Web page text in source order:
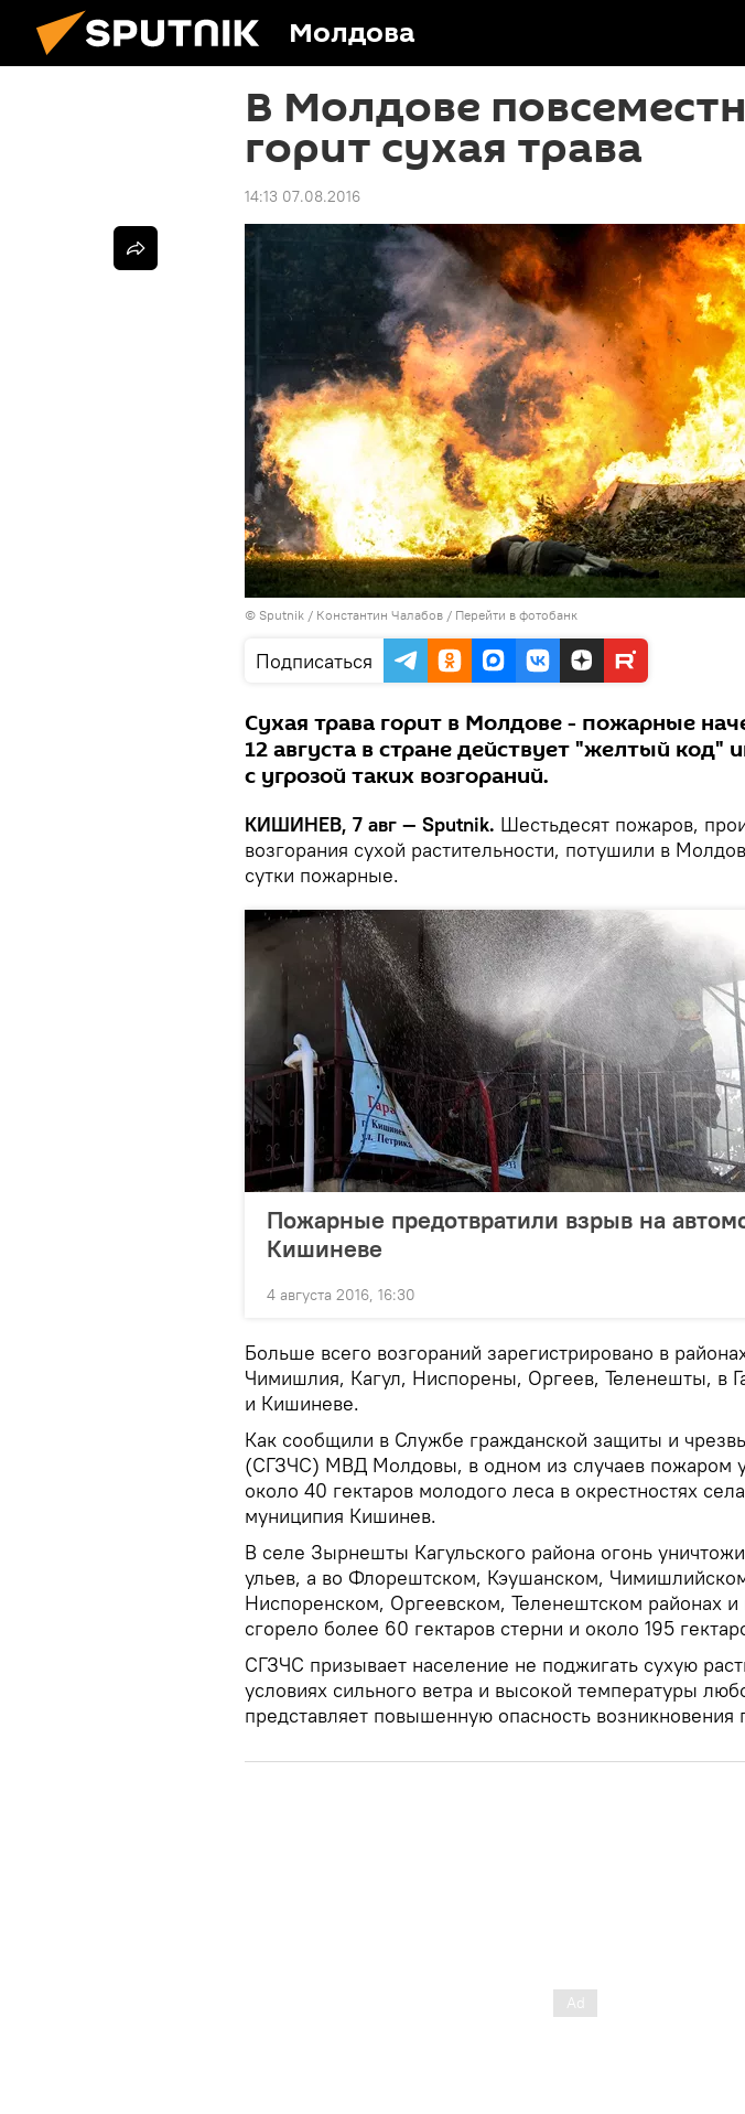
Молдова
В Молдове
горит сухая трава
14:13 07.08.2016
© Sputnik / Константин Чалабов / Перейти в фотобанк
Подписаться
Сухая трава горит в Молдове - пожарные
12 августа в стране действует "желтый код"
с угрозой таких возгораний.
КИШИНЕВ, 7 авг — Sputnik. Шестьдесят пожаров,
возгорания сухой растительности, потушили в
сутки пожарные.
Пожарные предотвратили взрыв на
Кишиневе
4 августа 2016, 16:30
Больше всего возгораний зарегистрировано в
Чимишлия, Кагул, Ниспорены, Оргеев, Теленешты, в
и Кишиневе.
Как сообщили в Службе гражданской защиты и
(СГЗЧС) МВД Молдовы, в одном из случаев пожаром
около 40 гектаров молодого леса в окрестностях
муниципия Кишинев.
В селе Зырнешты Кагульского района огонь
ульев, а во Флорештском, Кэушанском,
Ниспоренском, Оргеевском, Теленештском районах и
сгорело более 60 гектаров стерни и около 195
СГЗЧС призывает население не поджигать сухую
условиях сильного ветра и высокой температуры
представляет повышенную опасность возникновения